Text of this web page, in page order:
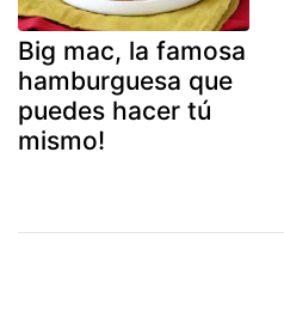
Big mac, la famosa
hamburguesa que
puedes hacer tú
mismo!